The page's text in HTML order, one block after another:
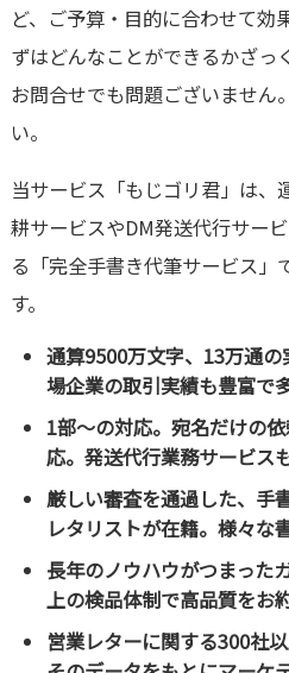
ど、ご予算・目的に合わせて効
ずはどんなことができるかざっ
お問合せでも問題ございません
い。
当サービス「もじゴリ君」は、
耕サービスやDM発送代行サー
る「完全手書き代筆サービス」
す。
通算9500万文字、13万通
場企業の取引実績も豊富で
1部～の対応。宛名だけの
応。発送代行業務サービス
厳しい審査を通過した、手
レタリストが在籍。様々な
長年のノウハウがつまった
上の検品体制で高品質をお
営業レターに関する300社